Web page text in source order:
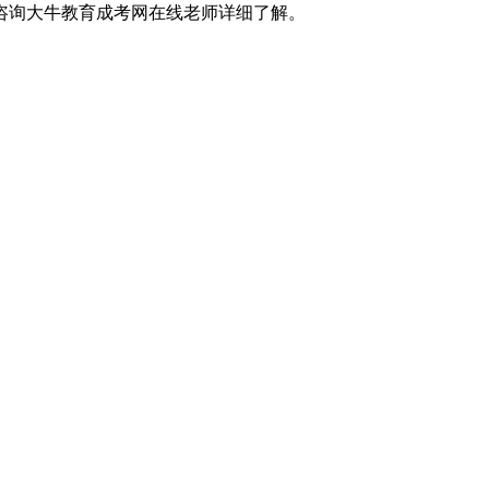
询大牛教育成考网在线老师详细了解。